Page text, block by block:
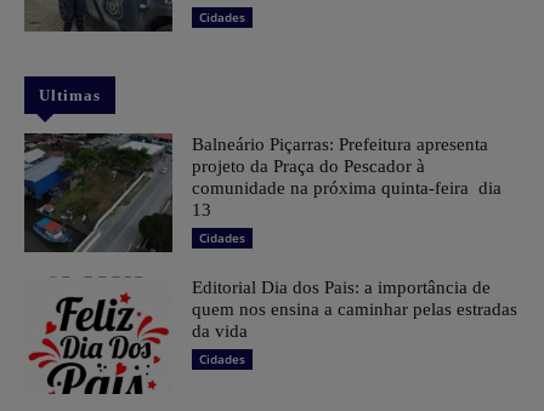
Cidades
Ultimas
Balneário Piçarras: Prefeitura apresenta
projeto da Praça do Pescador à
comunidade na próxima quinta-feira dia
13
Cidades
Editorial Dia dos Pais: a importância de
quem nos ensina a caminhar pelas estradas
da vida
Cidades